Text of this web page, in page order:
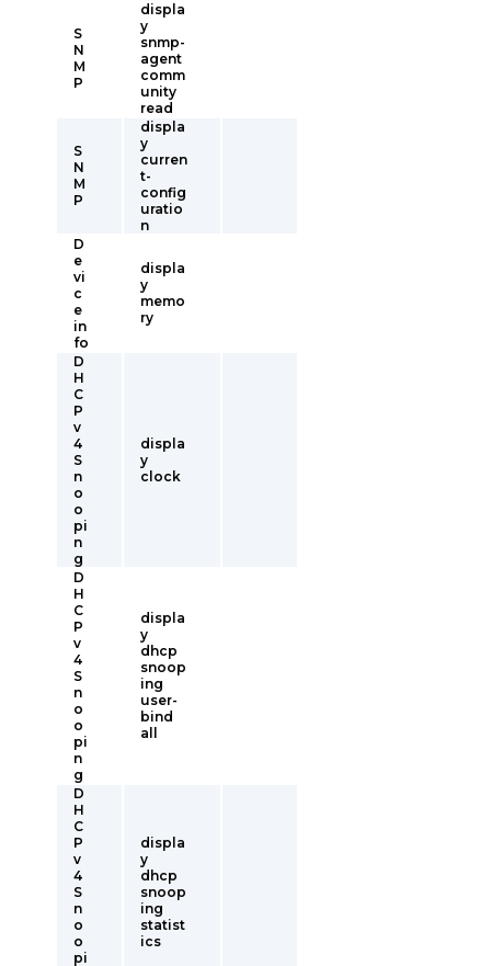
S
N
M
P
displa
y
snmp-
agent
comm
unity
read
S
N
M
P
displa
y
curren
t-
config
uratio
n
D
e
vi
c
e
in
fo
displa
y
memo
ry
D
H
C
P
v
4
S
n
o
o
pi
n
g
displa
y
clock
D
H
C
P
v
4
S
n
o
o
pi
n
g
displa
y
dhcp
snoop
ing
user-
bind
all
D
H
C
P
v
4
S
n
o
o
pi
displa
y
dhcp
snoop
ing
statist
ics